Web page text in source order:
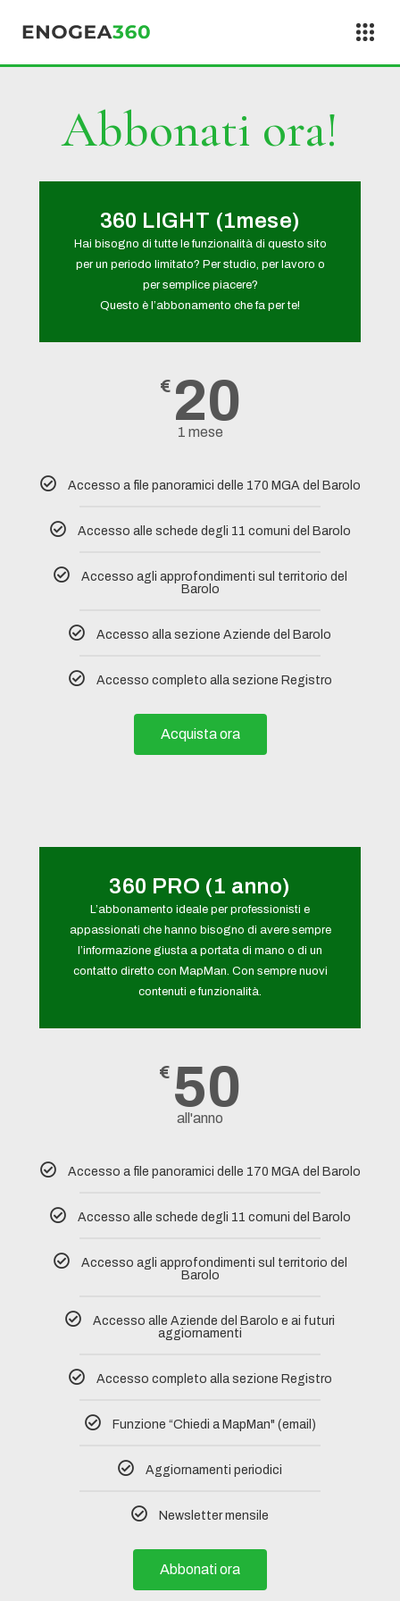
Abbonati ora!
360 LIGHT (1mese)
Hai bisogno di tutte le funzionalità di questo sito
per un periodo limitato? Per studio, per lavoro o
per semplice piacere?
Questo è l’abbonamento che fa per te!
€ 20
1 mese
Accesso a file panoramici delle 170 MGA del Barolo
Accesso alle schede degli 11 comuni del Barolo​
Accesso agli approfondimenti sul territorio del
Barolo
Accesso alla sezione Aziende del Barolo
Accesso completo alla sezione Registro
Acquista ora
360 PRO (1 anno)
L’abbonamento ideale per professionisti e
appassionati che hanno bisogno di avere sempre
l’informazione giusta a portata di mano o di un
contatto diretto con MapMan. Con sempre nuovi
contenuti e funzionalità.
€ 50
all'anno
Accesso a file panoramici delle 170 MGA del Barolo
Accesso alle schede degli 11 comuni del Barolo​
Accesso agli approfondimenti sul territorio del
Barolo
Accesso alle Aziende del Barolo e ai futuri
aggiornamenti
Accesso completo alla sezione Registro​
Funzione “Chiedi a MapMan" (email)
Aggiornamenti periodici
Newsletter mensile
Abbonati ora